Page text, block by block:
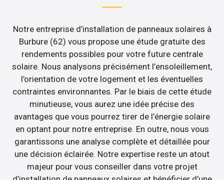
Notre entreprise d’installation de panneaux solaires à
Burbure (62) vous propose une étude gratuite des
rendements possibles pour votre future centrale
solaire. Nous analysons précisément l’ensoleillement,
l’orientation de votre logement et les éventuelles
contraintes environnantes. Par le biais de cette étude
minutieuse, vous aurez une idée précise des
avantages que vous pourrez tirer de l’énergie solaire
en optant pour notre entreprise. En outre, nous vous
garantissons une analyse complète et détaillée pour
une décision éclairée. Notre expertise reste un atout
majeur pour vous conseiller dans votre projet